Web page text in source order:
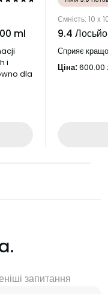
ml
i
dla
Ємність: 10 x
9.4
Сприяє
Ціна:600.00
запитання